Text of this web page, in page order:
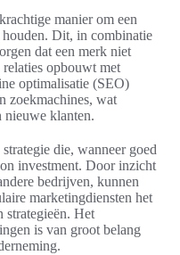
manier om een
houden. Dit, in combinatie
dat een merk niet
opbouwt met
optimalisatie (SEO)
zoekmachines, wat
nieuwe klanten.
die, wanneer goed
investment. Door inzicht
bedrijven, kunnen
marketingdiensten het
strategieën. Het
is van groot belang